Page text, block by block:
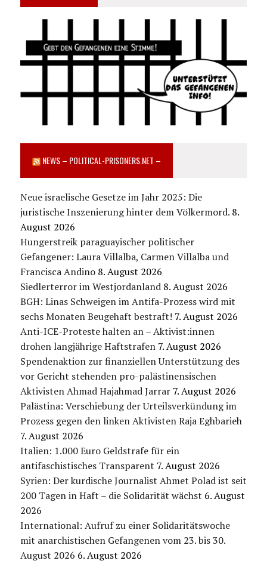
NEWS – POLITICAL-PRISONERS.NET –
Neue israelische Gesetze im Jahr 2025: Die
juristische Inszenierung hinter dem Völkermord. 8.
August 2026
Hungerstreik paraguayischer politischer
Gefangener: Laura Villalba, Carmen Villalba und
Francisca Andino 8. August 2026
Siedlerterror im Westjordanland 8. August 2026
BGH: Linas Schweigen im Antifa-Prozess wird mit
sechs Monaten Beugehaft bestraft! 7. August 2026
Anti-ICE-Proteste halten an – Aktivist:innen
drohen langjährige Haftstrafen 7. August 2026
Spendenaktion zur finanziellen Unterstützung des
vor Gericht stehenden pro-palästinensischen
Aktivisten Ahmad Hajahmad Jarrar 7. August 2026
Palästina: Verschiebung der Urteilsverkündung im
Prozess gegen den linken Aktivisten Raja Eghbarieh
7. August 2026
Italien: 1.000 Euro Geldstrafe für ein
antifaschistisches Transparent 7. August 2026
Syrien: Der kurdische Journalist Ahmet Polad ist seit
200 Tagen in Haft – die Solidarität wächst 6. August
2026
International: Aufruf zu einer Solidaritätswoche
mit anarchistischen Gefangenen vom 23. bis 30.
August 2026 6. August 2026